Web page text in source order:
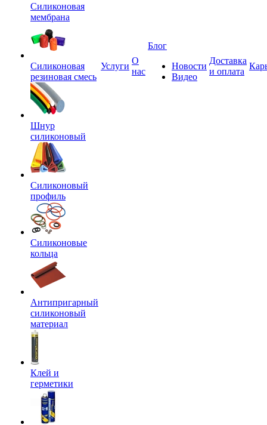
Силиконовая
мембрана
Силиконовая
резиновая смесь
Шнур
силиконовый
Силиконовый
профиль
Силиконовые
кольца
Антипригарный
силиконовый
материал
Клей и
герметики
Услуги
О
нас
Блог
Новости
Видео
Доставка
и оплата